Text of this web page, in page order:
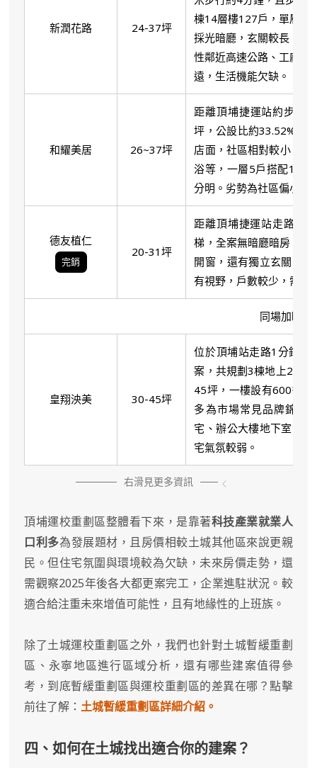
新潤花路 24-37坪
棟14層樓127戶，單層10
採光暗廳，玄關較長，坪
性鄰近高速公路、工廠恐
遠，生活機能欠缺。
和耀美居 26~37坪
距離頂埔捷運站約步行
坪，公設比約33.52%。
店面，社區相對較小，
浴等，一層5戶搭配1部
分明。劣勢為社區偏小，
德友植仁
完銷
20-31坪
距離頂埔捷運站走路約
梯，全案無暗廳暗房，兩
開窗，還有獨立玄關，
有視野，戶數較少，需注
同場加映頂
皇翔泱美 30-45坪
位於頂埔站走路1分鐘，
案，共規劃3棟地上20、
45坪，一樓設有600多
多為市場常見品牌錦宏
宅、辦公大樓地下室混
宅氣氛較弱。
右滑見更多資訊
頂埔運校重劃區整體看下來，是靠著科技產業就業人
口利多為發展題材，且房價相較土城其他區來說更親
民。但住宅氛圍與環境較為欠缺，未來房價走勢，還
需觀察2025年後各大都更案完工，企業進駐狀況。較
適合給注重未來增值可能性，且有地緣性的上班族。
除了土城運校重劃區之外，我們也針對土城暫緩重劃
區、永寧地區進行區域分析，還有哪些建案值得參
考，到底暫緩重劃區與運校重劃區的差異在哪？點擊
前往了解：土城暫緩重劃區詳細介紹。
四、如何在土城找出適合你的建案？